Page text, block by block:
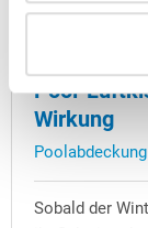
Pool-
Wirkung
Sobald der